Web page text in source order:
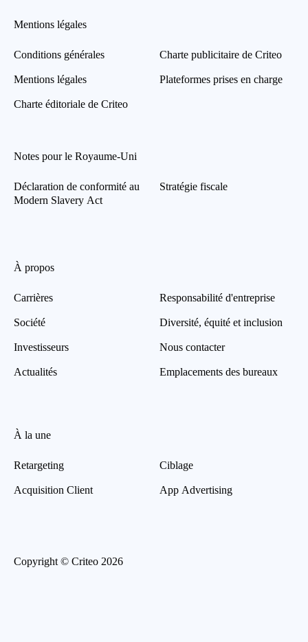
Mentions légales
Conditions générales
Mentions légales
Charte éditoriale de Criteo
Charte publicitaire de Criteo
Plateformes prises en charge
Notes pour le Royaume-Uni
Déclaration de conformité au
Modern Slavery Act
Stratégie fiscale
À propos
Carrières
Société
Investisseurs
Actualités
Responsabilité d'entreprise
Diversité, équité et inclusion
Nous contacter
Emplacements des bureaux
À la une
Retargeting
Acquisition Client
Ciblage
App Advertising
Copyright © Criteo 2026